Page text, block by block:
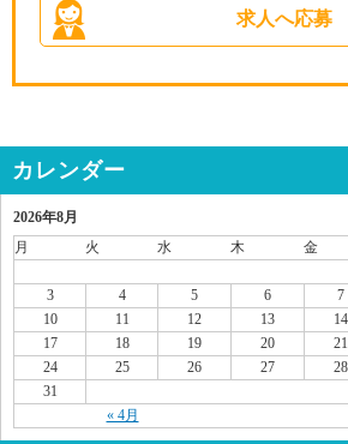
求人へ応募
カレンダー
2026年8月
月
火 水 木 金
« 4月
3
4 5 6 7
10
11 12 13 14
17
18 19 20 21
24
25 26 27 28
31